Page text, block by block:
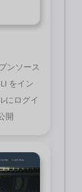
ンソース
をイン
にログイ
開